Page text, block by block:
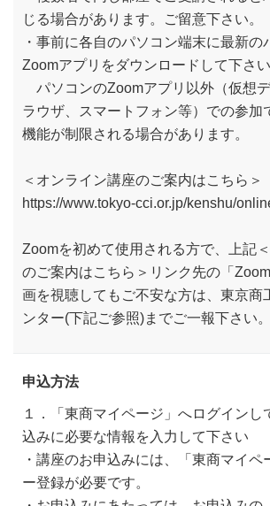
じる場合があります。ご留意下さい。
・事前に各自のパソコン端末に最新の
Zoomアプリをダウンロードして下さい
パソコンのZoomアプリ以外（仮想
ラウザ、スマートフォン等）での参加
機能が制限される場合があります。
＜オンライン講座のご案内はこちら＞
https://www.tokyo-cci.or.jp/kenshu/
Zoomを初めて使用される方で、上記
のご案内はこちら＞リンク先の「
画を視聴してもご不安な方は、東京商
ンター(下記ご参照)までご一報下さい。
申込方法
１．「東商マイページ」へログインし
込みに必要な情報を入力して下さい
・講座のお申込みには、「東商マイペ
ー登録が必要です。